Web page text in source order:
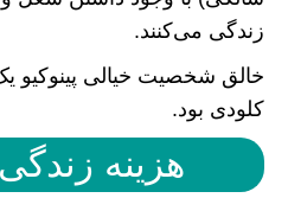
زندگی می‌کنند.
خالق شخصیت خیالی پینوکیو یک
کلودی بود.
هزینه زندگی